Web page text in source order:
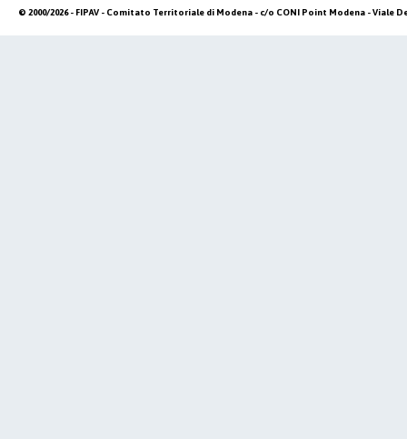
© 2000/2026 - FIPAV - Comitato Territoriale di Modena - c/o CONI Point Modena - Viale